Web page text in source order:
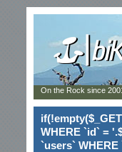
WHERE `id` =
`users` WHERE
On the Rock since